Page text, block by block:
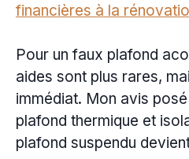
financières à la
Pour un faux plafond
aides sont plus rares,
immédiat. Mon avis
plafond thermique et
plafond suspendu